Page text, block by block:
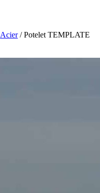
Acier/ Potelet TEMPLATE